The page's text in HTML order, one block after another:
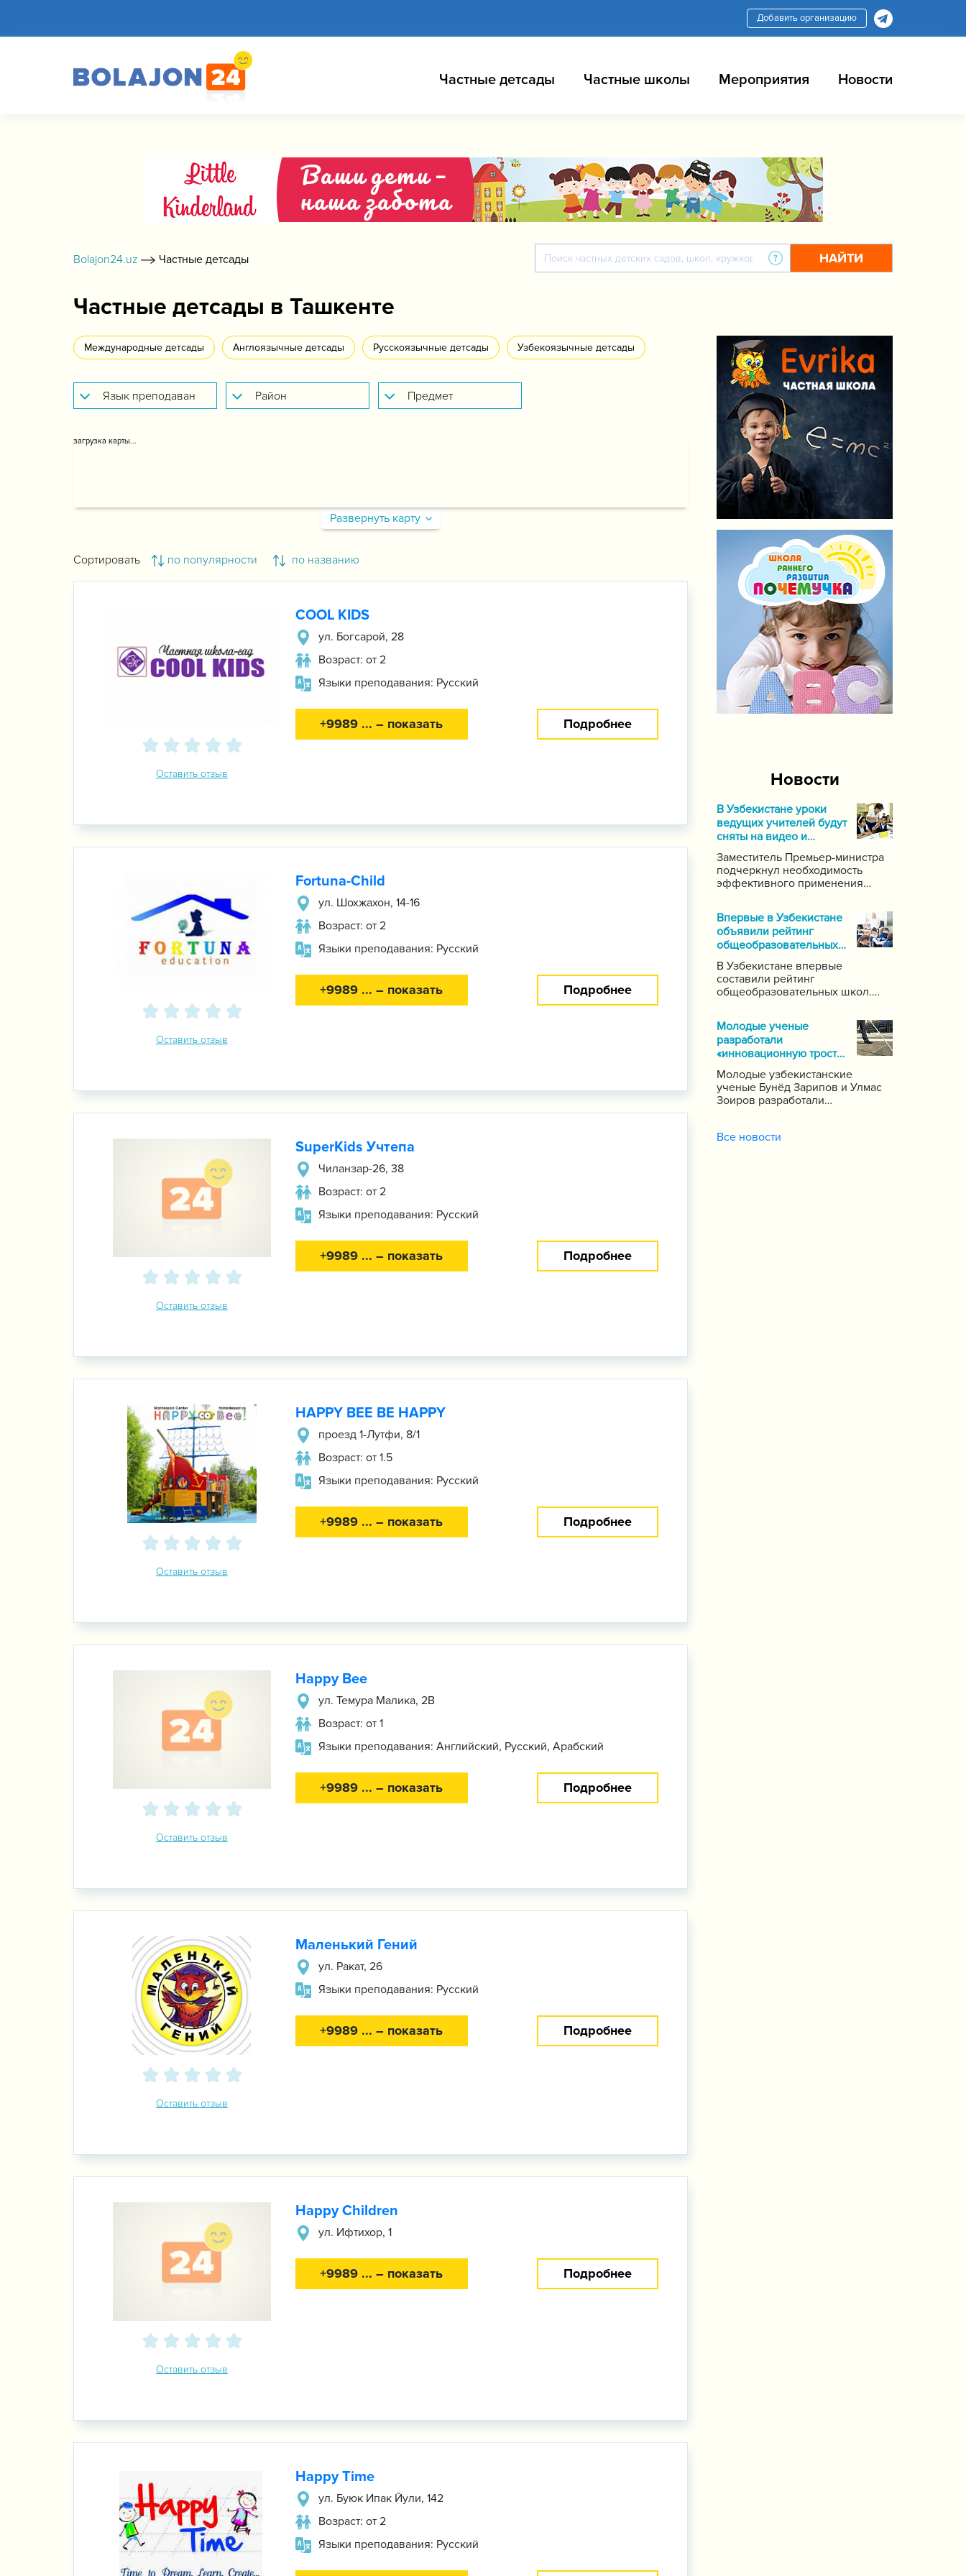
Добавить организацию
Частные детсады Частные школы Мероприятия Новости
Bolajon24.uz Частные детсады НАЙТИ
Частные детсады в Ташкенте
Международные детсады Англоязычные детсады Русскоязычные детсады Узбекоязычные детсады
загрузка карты...
Развернуть карту
Сортировать по популярности по названию
Оставить отзыв
COOL KIDS
ул. Богсарой, 28
Возраст: от 2
Языки преподавания: Русский
+9989 ... – показать Подробнее
Оставить отзыв
Fortuna-Child
ул. Шохжахон, 14-16
Возраст: от 2
Языки преподавания: Русский
+9989 ... – показать Подробнее
Оставить отзыв
SuperKids Учтепа
Чиланзар-​26, 38
Возраст: от 2
Языки преподавания: Русский
+9989 ... – показать Подробнее
Оставить отзыв
HAPPY BEE BE HAPPY
проезд 1-Лутфи, 8/1
Возраст: от 1.5
Языки преподавания: Русский
+9989 ... – показать Подробнее
Оставить отзыв
Happy Bee
ул. Темура Малика, 2В
Возраст: от 1
Языки преподавания: Английский, Русский, Арабский
+9989 ... – показать Подробнее
Оставить отзыв
Маленький Гений
ул. Ракат, 26
Языки преподавания: Русский
+9989 ... – показать Подробнее
Оставить отзыв
Happy Children
ул. Ифтихор, 1
+9989 ... – показать Подробнее
Happy Time
ул. Буюк Ипак Йули, 142
Возраст: от 2
Языки преподавания: Русский
Новости
В Узбекистане уроки
ведущих учителей будут
сняты на видео и
выложены в Интернет
Заместитель Премьер-министра
подчеркнул необходимость
эффективного применения
и коммуникационных технологий
в данной области. Он поручил
создать систему для
размещения в интернете видео-
уроков самых ведущих учителей
по каждому предмету.
Впервые в Узбекистане
объявили рейтинг
общеобразовательных
школ
В Узбекистане впервые
составили рейтинг
общеобразовательных школ.
почти 1000 школ по стране,
сообщает пресс-служба
Государственной инспекции по
надзору за качеством
образования при Кабинете
Министров Республики
Узбекистан.
Молодые ученые
разработали
«инновационную трость»
для слепых
Молодые узбекистанские
ученые Бунёд Зарипов и Улмас
Зоиров разработали
слуха.
Все новости